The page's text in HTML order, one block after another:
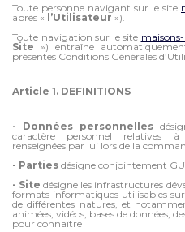
Toute personne navigant sur le site
après « l’Utilisateur »).
Toute navigation sur le site
Site ») entraîne
présentes Conditions Générales
Article 1. DEFINITIONS
- Données personnelles
caractère personnel relatives à
renseignées par lui lors de la
- Parties désigne conjointement
- Site désigne les infrastructures
formats informatiques utilisables
de différentes natures, et
animées, vidéos, bases de données,
pour connaître